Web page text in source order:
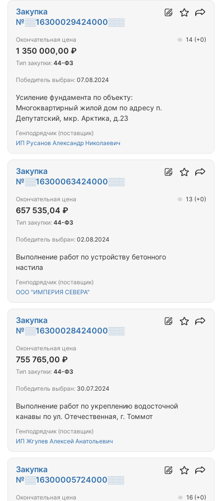
Усиление фундамента по объекту:
Многоквартирный жилой дом по адресу п.
Депутатский, мкр. Арктика, д.23
Генподрядчик (поставщик)
ИП Русанов Александр Николаевич
Закупка
№░░16300029424000░░░
Окончательная цена
1 350 000,00 ₽
14 (+0)
Тип закупки: 44-ФЗ
Победитель выбран: 07.08.2024
Выполнение работ по устройству бетонного
настила
Генподрядчик (поставщик)
ООО "ИМПЕРИЯ СЕВЕРА"
Закупка
№░░16300063424000░░░
Окончательная цена
657 535,04 ₽
13 (+0)
Тип закупки: 44-ФЗ
Победитель выбран: 02.08.2024
Выполнение работ по укреплению водосточной
канавы по ул. Отечественная, г. Томмот
Генподрядчик (поставщик)
ИП Жгулев Алексей Анатольевич
Закупка
№░░16300028424000░░░
Окончательная цена
755 765,00 ₽
Тип закупки: 44-ФЗ
Победитель выбран: 30.07.2024
Закупка
№░░16300005724000░░░
Окончательная цена 16 (+0)